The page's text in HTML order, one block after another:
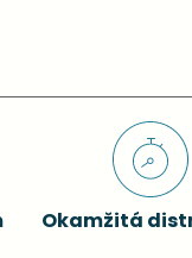
Okamžitá